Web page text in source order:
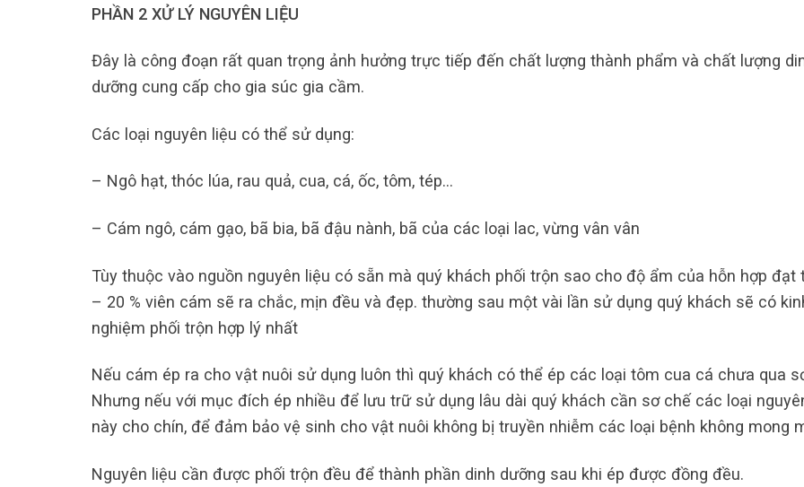
PHẦN 2 XỬ LÝ NGUYÊN LIỆU
Đây là công đoạn rất quan trọng ảnh hưởng trực tiếp đến chất lượng thành phẩm và chất lượng
dưỡng cung cấp cho gia súc gia cầm.
Các loại nguyên liệu có thể sử dụng:
– Ngô hạt, thóc lúa, rau quả, cua, cá, ốc, tôm, tép…
– Cám ngô, cám gạo, bã bia, bã đậu nành, bã của các loại lac, vừng vân vân
Tùy thuộc vào nguồn nguyên liệu có sẵn mà quý khách phối trộn sao cho độ ẩm của hỗn hợp đạt
– 20 % viên cám sẽ ra chắc, mịn đều và đẹp. thường sau một vài lần sử dụng quý khách sẽ có
nghiệm phối trộn hợp lý nhất
Nếu cám ép ra cho vật nuôi sử dụng luôn thì quý khách có thể ép các loại tôm cua cá chưa qua
Nhưng nếu với mục đích ép nhiều để lưu trữ sử dụng lâu dài quý khách cần sơ chế các loại
này cho chín, để đảm bảo vệ sinh cho vật nuôi không bị truyền nhiễm các loại bệnh không mong
Nguyên liệu cần được phối trộn đều để thành phần dinh dưỡng sau khi ép được đồng đều.